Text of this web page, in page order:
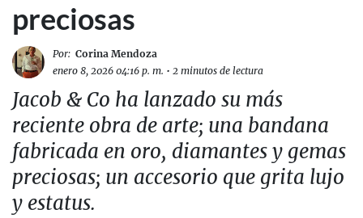
preciosas
Por: Corina Mendoza
enero 8, 2026 04:16 p. m. • 2 minutos de lectura
Jacob & Co ha lanzado su más
reciente obra de arte; una bandana
fabricada en oro, diamantes y gemas
preciosas; un accesorio que grita lujo
y estatus.